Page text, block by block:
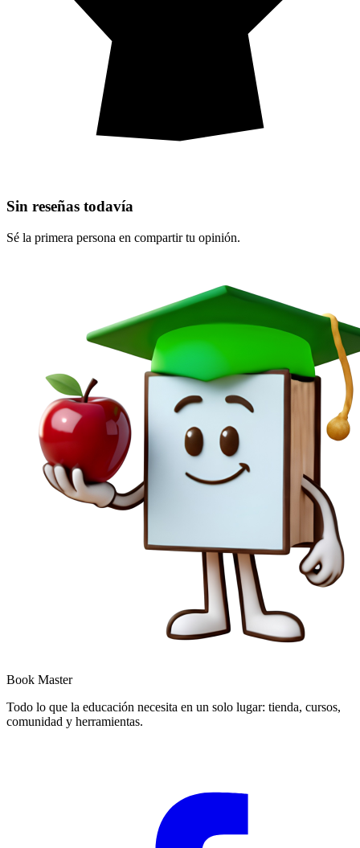
Sin reseñas todavía
Sé la primera persona en compartir tu opinión.
Book Master
Todo lo que la educación necesita en un solo lugar: tienda, cursos,
comunidad y herramientas.